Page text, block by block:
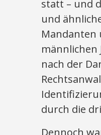
statt – und
und
Mandanten
männlichen
nach der
durch die
Dennoch